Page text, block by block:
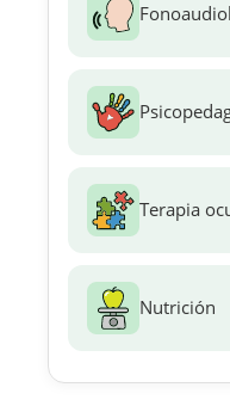
Terapia
Nutrición